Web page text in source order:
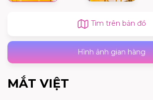
Tìm trên bản đồ
Hình ảnh gian hàng
MẮT VIỆT